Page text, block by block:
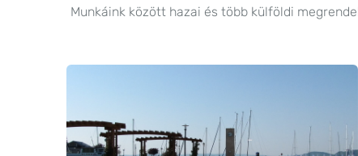
Munkáink között hazai és több külföldi